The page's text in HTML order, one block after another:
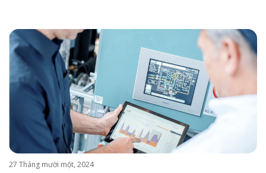
27 Tháng mười một, 2024